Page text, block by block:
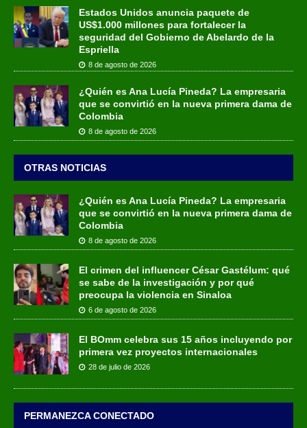
Estados Unidos anuncia paquete de
US$1.000 millones para fortalecer la
seguridad del Gobierno de Abelardo de la
Espriella
8 de agosto de 2026
¿Quién es Ana Lucía Pineda? La empresaria
que se convirtió en la nueva primera dama de
Colombia
8 de agosto de 2026
OTRAS NOTICIAS
¿Quién es Ana Lucía Pineda? La empresaria
que se convirtió en la nueva primera dama de
Colombia
8 de agosto de 2026
El crimen del influencer César Gastélum: qué
se sabe de la investigación y por qué
preocupa la violencia en Sinaloa
6 de agosto de 2026
El BOmm celebra sus 15 años incluyendo por
primera vez proyectos internacionales
28 de julio de 2026
PERMANEZCA CONECTADO